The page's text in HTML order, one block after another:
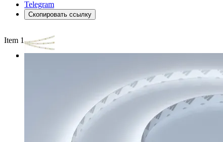
Telegram
Скопировать ссылку
Item 1 of 3